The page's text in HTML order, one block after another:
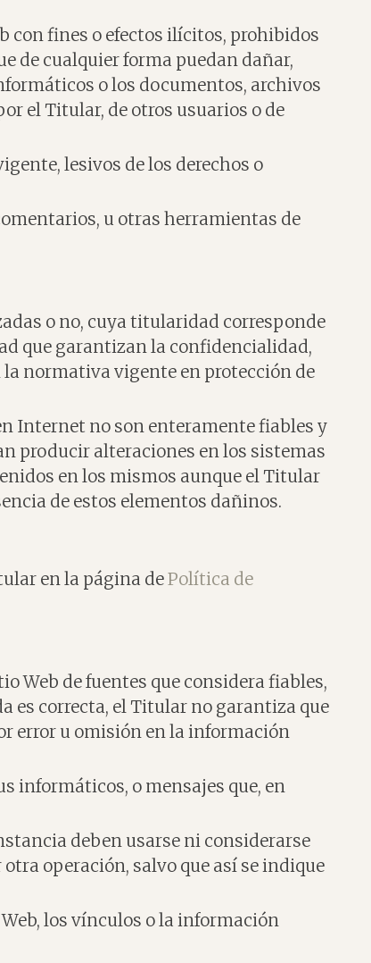
con fines o efectos ilícitos, prohibidos
de cualquier forma puedan dañar,
o los documentos, archivos
el Titular, de otros usuarios o de
lesivos de los derechos o
u otras herramientas de
o no, cuya titularidad corresponde
que garantizan la confidencialidad,
normativa vigente en protección de
Internet no son enteramente fiables y
producir alteraciones en los sistemas
en los mismos aunque el Titular
de estos elementos dañinos.
en la página dePolítica de
Web de fuentes que considera fiables,
es correcta, el Titular no garantiza que
error u omisión en la información
informáticos, o mensajes que, en
deben usarse ni considerarse
operación, salvo que así se indique
los vínculos o la información